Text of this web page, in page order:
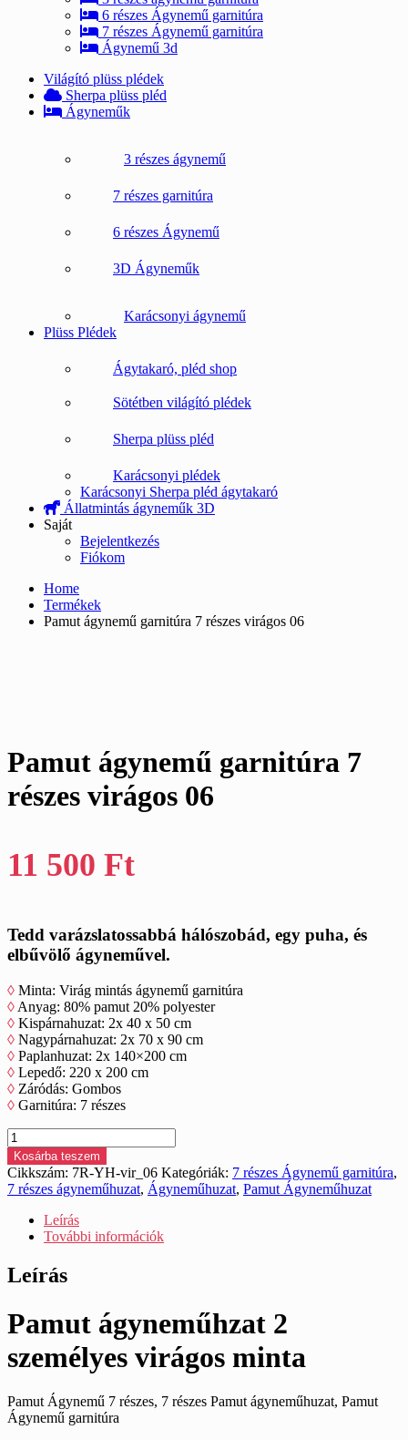
6 részes Ágynemű garnitúra
7 részes Ágynemű garnitúra
Ágynemű 3d
Világító plüss plédek
Sherpa plüss pléd
Ágyneműk
3 részes ágynemű
7 részes garnitúra
6 részes Ágynemű
3D Ágyneműk
Karácsonyi ágynemű
Plüss Plédek
Ágytakaró, pléd shop
Sötétben világító plédek
Sherpa plüss pléd
Karácsonyi plédek
Karácsonyi Sherpa pléd ágytakaró
Állatmintás ágyneműk 3D
Saját
Bejelentkezés
Fiókom
Home
Termékek
Pamut ágynemű garnitúra 7 részes virágos 06
Pamut ágynemű garnitúra 7
részes virágos 06
11 500 Ft
Tedd varázslatossabbá hálószobád, egy puha, és
elbűvölő ágyneművel.
◊ Minta: Virág mintás ágynemű garnitúra
◊ Anyag: 80% pamut 20% polyester
◊ Kispárnahuzat: 2x 40 x 50 cm
◊ Nagypárnahuzat: 2x 70 x 90 cm
◊ Paplanhuzat: 2x 140×200 cm
◊ Lepedő: 220 x 200 cm
◊ Záródás: Gombos
◊ Garnitúra: 7 részes
Pamut
ágynemű
garnitúra
7
részes
virágos
Kosárba teszem
Cikkszám: 7R-YH-vir_06 Kategóriák: 7 részes Ágynemű garnitúra,
7 részes ágyneműhuzat, Ágyneműhuzat, Pamut Ágyneműhuzat
Leírás
További információk
Leírás
Pamut ágyneműhzat 2
személyes virágos minta
Pamut Ágynemű 7 részes, 7 részes Pamut ágyneműhuzat, Pamut
Ágynemű garnitúra